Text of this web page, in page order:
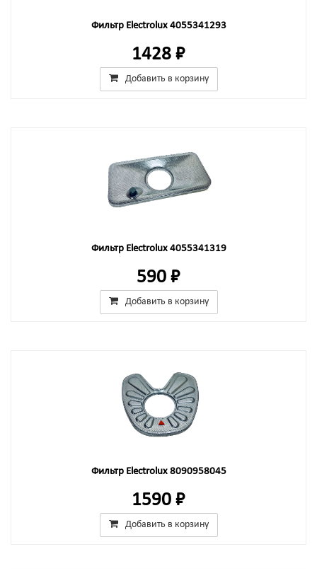
Фильтр Electrolux 4055341293
1428 ₽
Добавить в корзину
Фильтр Electrolux 4055341319
590 ₽
Добавить в корзину
Фильтр Electrolux 8090958045
1590 ₽
Добавить в корзину